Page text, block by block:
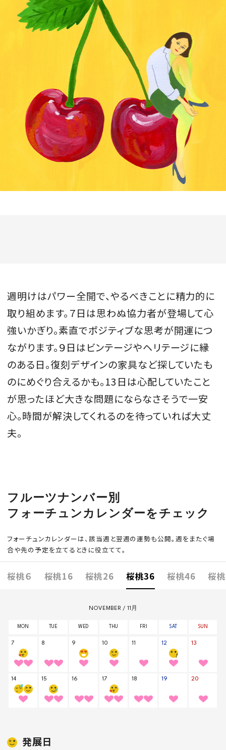
SDGs
会員登録
Log in or Sign up
SPUR読者のためのメンバーシッププログラム
便利な機能と特典を無料で楽し
MAGAZINE
SPUR 2026 JULY
2026年9月号
2026-07-23発売
週明けはパワー全開で、やるべきことに精力的に
取り組めます。７日は思わぬ協力者が登場して心
強いかぎり。素直でポジティブな思考が開運につ
ながります。９日はビンテージやヘリテージに縁
のある日。復刻デザインの家具など探していたも
のにめぐり合えるかも。13日は心配していたこと
が思ったほど大きな問題にならなさそうで一安
心。時間が解決してくれるのを待っていれば大丈
夫。
フルーツナンバー別
フォーチュンカレンダーをチェック
フォーチュンカレンダーは、該当週と翌週の運勢も公開。週をまたぐ場
合や先の予定を立てるときに役立てて。
桜桃６ 桜桃16 桜桃26 桜桃36 桜桃46 桜
発展日